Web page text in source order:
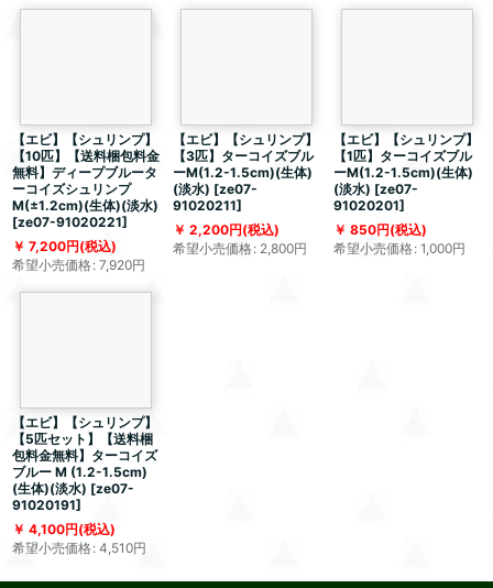
【エビ】【シュリンプ】
【10匹】【送料梱包料金
無料】ディープブルータ
ーコイズシュリンプ
M(±1.2cm)(生体)(淡水)
[ze07-91020221]
7,200円(税込)
希望小売価格: 7,920円
【エビ】【シュリンプ】
【3匹】ターコイズブル
ーM(1.2-1.5cm)(生体)
(淡水) [ze07-
91020211]
2,200円(税込)
希望小売価格: 2,800円
【エビ】【シュリンプ】
【1匹】ターコイズブル
ーM(1.2-1.5cm)(生体)
(淡水) [ze07-
91020201]
850円(税込)
希望小売価格: 1,000円
【エビ】【シュリンプ】
【5匹セット】【送料梱
包料金無料】ターコイズ
ブルー M (1.2-1.5cm)
(生体)(淡水) [ze07-
91020191]
4,100円(税込)
希望小売価格: 4,510円